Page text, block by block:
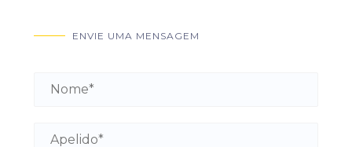
ENVIE UMA MENSAGEM